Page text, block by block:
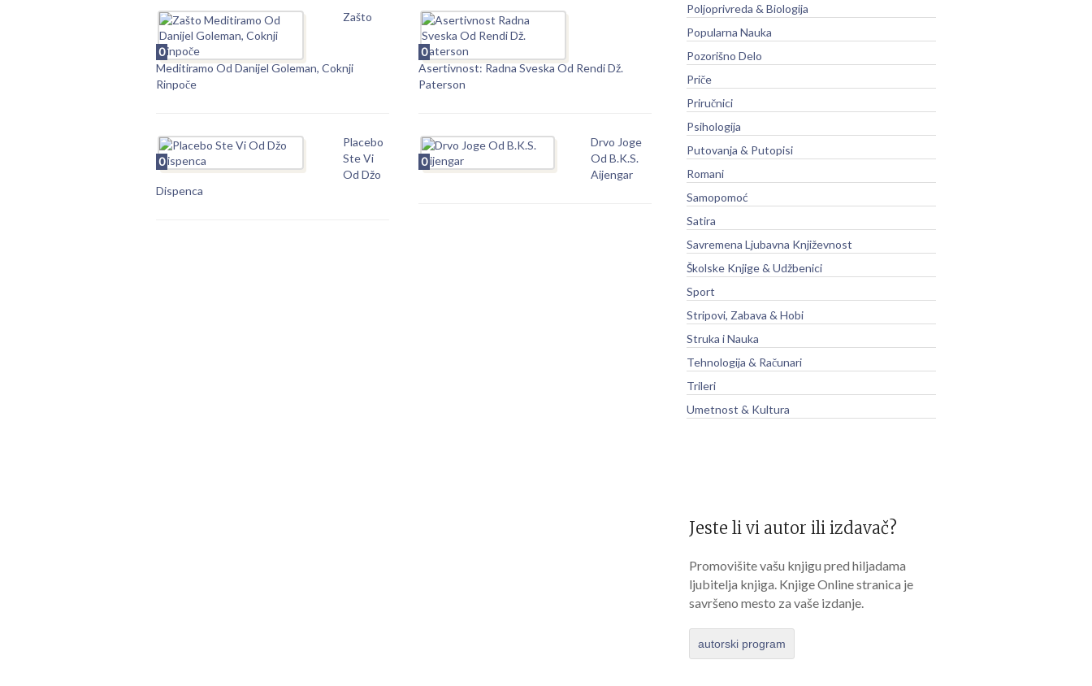
0
Zašto
Meditiramo Od Danijel Goleman, Coknji
Rinpoče
0
Asertivnost: Radna Sveska Od Rendi Dž.
Paterson
0
Placebo
Ste Vi
Od Džo
Dispenca
0
Drvo Joge
Od B.K.S.
Aijengar
Poljoprivreda & Biologija
Popularna Nauka
Pozorišno Delo
Priče
Priručnici
Psihologija
Putovanja & Putopisi
Romani
Samopomoć
Satira
Savremena Ljubavna Književnost
Školske Knjige & Udžbenici
Sport
Stripovi, Zabava & Hobi
Struka i Nauka
Tehnologija & Računari
Trileri
Umetnost & Kultura
Jeste li vi autor ili izdavač?
Promovišite vašu knjigu pred hiljadama
ljubitelja knjiga. Knjige Online stranica je
savršeno mesto za vaše izdanje.
autorski program